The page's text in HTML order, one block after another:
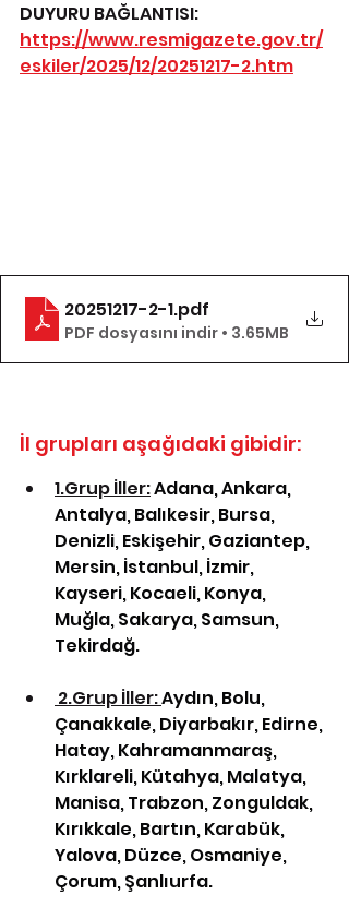
DUYURU BAĞLANTISI:
https://www.resmigazete.gov.tr/
eskiler/2025/12/20251217-2.htm
20251217-2-1.pdf
PDF dosyasını indir • 3.65MB
İl grupları aşağıdaki gibidir:
1.Grup İller: Adana, Ankara,
Antalya, Balıkesir, Bursa,
Denizli, Eskişehir, Gaziantep,
Mersin, İstanbul, İzmir,
Kayseri, Kocaeli, Konya,
Muğla, Sakarya, Samsun,
Tekirdağ.
2.Grup İller: Aydın, Bolu,
Çanakkale, Diyarbakır, Edirne,
Hatay, Kahramanmaraş,
Kırklareli, Kütahya, Malatya,
Manisa, Trabzon, Zonguldak,
Kırıkkale, Bartın, Karabük,
Yalova, Düzce, Osmaniye,
Çorum, Şanlıurfa.